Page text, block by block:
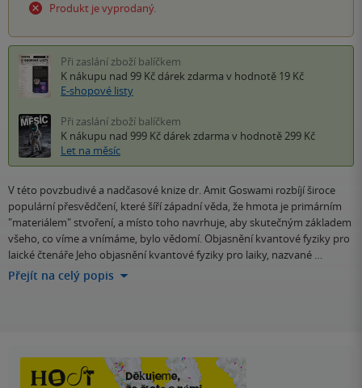
Produkt je vyprodaný.
Při zaslání zboží balíčkem
K nákupu nad 99 Kč dárek zdarma v hodnotě 19 Kč
E-shopové listy
Při zaslání zboží balíčkem
K nákupu nad 999 Kč dárek zdarma v hodnotě 299 Kč
Let na měsíc
V této povzbudivé a nadčasové knize dr. Amit Goswami rozbíjí široce
populární přesvědčení, které šíří západní věda, že hmota je primárním
"materiálem" stvoření, a místo toho navrhuje, aby skutečným základem
všeho, co víme a vnímáme, bylo vědomí. Objasnění kvantové fyziky pro
laické čtenáře Jeho objasnění kvantové fyziky pro laiky, nazvané …
Přejít na celý popis